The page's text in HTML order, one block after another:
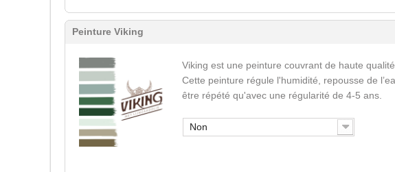
Peinture Viking
Viking est une peinture couvrant de haute
Cette peinture régule l'humidité, repousse de
être répété qu'avec une régularité de 4-5 ans.
Non